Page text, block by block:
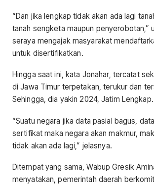
“Dan jika lengkap tidak akan ada lagi
tanah sengketa maupun penyerobotan,”
seraya mengajak masyarakat
untuk disertifikatkan.
Hingga saat ini, kata Jonahar, tercatat
di Jawa Timur terpetakan, terukur dan
Sehingga, dia yakin 2024, Jatim Lengkap.
“Suatu negara jika data pasial bagus,
sertifikat maka negara akan makmur,
tidak akan ada lagi,” jelasnya.
Ditempat yang sama, Wabup Gresik
menyatakan, pemerintah daerah